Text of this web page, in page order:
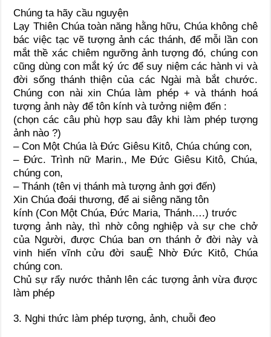
Chúng ta hãy cầu nguyện
Lạy Thiên Chúa toàn năng hằng hữu, Chúa không chê
bác việc tạc vẽ tượng ảnh các thánh, để mỗi lần con
mắt thề xác chiêm ngưỡng ảnh tượng đó, chúng con
cũng dùng con mắt ký ức để suy niệm các hành vi và
đời sống thánh thiện của các Ngài mà bắt chước.
Chúng con nài xin Chúa làm phép + và thánh hoá
tượng ảnh này để tôn kính và tưởng niệm đến :
(chọn các câu phù hợp sau đây khi làm phép tượng
ảnh nào ?)
– Con Một Chúa là Đức Giêsu Kitô, Chúa chúng con,
– Đức. Trình nữ Marin., Me Đức Giêsu Kitô, Chúa,
chúng con,
– Thánh (tên vị thánh mà tượng ảnh gợi đến)
Xin Chúa đoái thương, để ai siêng năng tôn
kính (Con Một Chúa, Đức Maria, Thánh….) trước
tượng ảnh này, thì nhờ công nghiệp và sự che chở
của Người, được Chúa ban ơn thánh ở đời này và
vinh hiến vĩnh cửu đời sauỆ Nhờ Đức Kitô, Chúa
chúng con.
Chủ sự rẩy nước thảnh lên các tượng ảnh vừa được
làm phép
3. Nghi thức làm phép tượng, ảnh, chuỗi đeo